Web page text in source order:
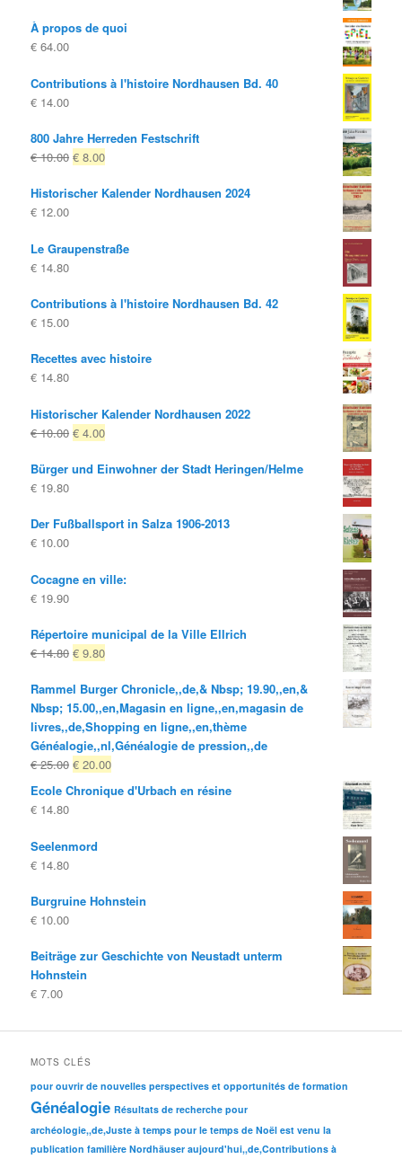
À propos de quoi
€ 64.00
Contributions à l'histoire Nordhausen Bd. 40
€ 14.00
800 Jahre Herreden Festschrift
€10.00 Le
d'origine
€ 8.00Le
actuel
Historischer Kalender Nordhausen 2024
€ 12.00
Le Graupenstraße
€ 14.80
Contributions à l'histoire Nordhausen Bd. 42
€ 15.00
Recettes avec histoire
€ 14.80
Historischer Kalender Nordhausen 2022
€10.00 Le
d'origine
€ 4.00Le
actuel
Bürger und Einwohner der Stadt Heringen/Helme
€ 19.80
Der Fußballsport in Salza 1906-2013
€ 10.00
Cocagne en ville:
€ 19.90
Répertoire municipal de la Ville Ellrich
€14.80 Le
d'origine
était:
€ 14.80
€ 9.80Le
actuel
est:
€ 9.80.
Rammel Burger Chronicle,,de,& Nbsp; 19.90,,en,&
Nbsp; 15.00,,en,Magasin en ligne,,en,magasin de
livres,,de,Shopping en ligne,,en,thème
Généalogie,,nl,Généalogie de pression,,de
€25.00 Le
prix
d'origine
€ 25.00
€ 20.00Le
Ecole Chronique d'Urbach en résine
€ 14.80
Seelenmord
€ 14.80
Burgruine Hohnstein
€ 10.00
Beiträge zur Geschichte von Neustadt unterm
Hohnstein
€ 7.00
MOTS CLÉS
pour ouvrir de nouvelles perspectives et opportunités de formation
Généalogie Résultats de recherche pour
archéologie,,de,Juste à temps pour le temps de Noël est venu la
publication familière Nordhäuser aujourd'hui,,de,Contributions à